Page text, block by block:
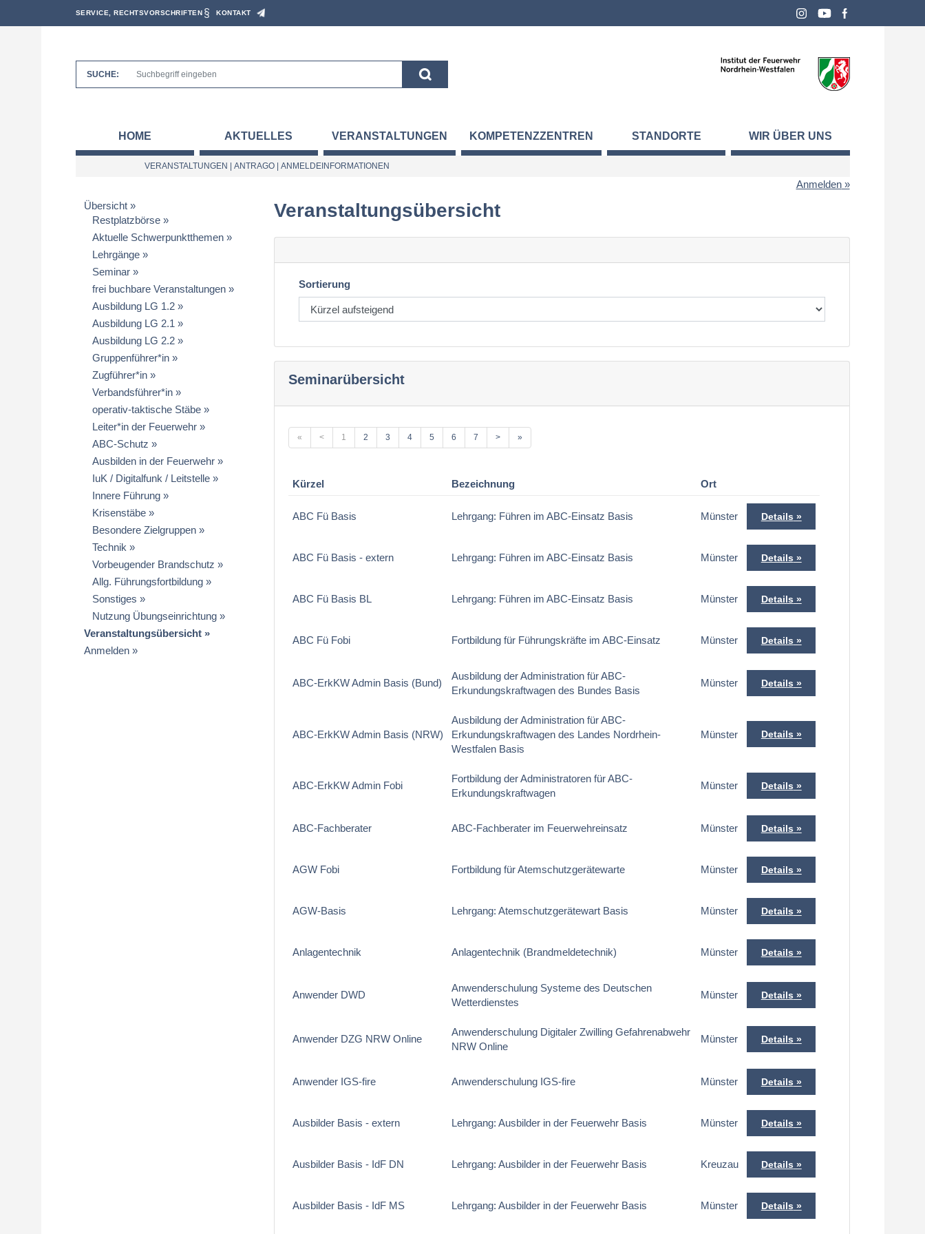
SERVICE, RECHTSVORSCHRIFTEN KONTAKT
SUCHE:
HOME AKTUELLES VERANSTALTUNGEN KOMPETENZZENTREN STANDORTE WIR ÜBER UNS
VERANSTALTUNGEN ANTRAGO| ANMELDEINFORMATIONEN
Anmelden
Übersicht
Restplatzbörse
Aktuelle Schwerpunktthemen
Lehrgänge
Seminar
frei buchbare Veranstaltungen
Ausbildung LG 1.2
Ausbildung LG 2.1
Ausbildung LG 2.2
Gruppenführer*in
Zugführer*in
Verbandsführer*in
operativ-taktische Stäbe
Leiter*in der Feuerwehr
ABC-Schutz
Ausbilden in der Feuerwehr
IuK / Digitalfunk / Leitstelle
Innere Führung
Krisenstäbe
Besondere Zielgruppen
Technik
Vorbeugender Brandschutz
Allg. Führungsfortbildung
Sonstiges
Nutzung Übungseinrichtung
Veranstaltungsübersicht
Anmelden
Veranstaltungsübersicht
Sortierung
Seminarübersicht
« < 1 2 3 4 5 6 7 > »
Kürzel Bezeichnung Ort
ABC Fü Basis Lehrgang: Führen im ABC-Einsatz Basis Münster Details
ABC Fü Basis - extern Lehrgang: Führen im ABC-Einsatz Basis Münster Details
ABC Fü Basis BL Lehrgang: Führen im ABC-Einsatz Basis Münster Details
ABC Fü Fobi Fortbildung für Führungskräfte im ABC-Einsatz Münster Details
ABC-ErkKW Admin Basis (Bund)
Ausbildung der Administration für ABC-
Erkundungskraftwagen des Bundes Basis
Münster Details
ABC-ErkKW Admin Basis (NRW)
Ausbildung der Administration für ABC-
Erkundungskraftwagen des Landes Nordrhein-
Westfalen Basis
Münster Details
ABC-ErkKW Admin Fobi
Fortbildung der Administratoren für ABC-
Erkundungskraftwagen
Münster Details
ABC-Fachberater ABC-Fachberater im Feuerwehreinsatz Münster Details
AGW Fobi Fortbildung für Atemschutzgerätewarte Münster Details
AGW-Basis Lehrgang: Atemschutzgerätewart Basis Münster Details
Anlagentechnik Anlagentechnik (Brandmeldetechnik) Münster Details
Anwender DWD
Anwenderschulung Systeme des Deutschen
Wetterdienstes
Münster Details
Anwender DZG NRW Online
Anwenderschulung Digitaler Zwilling Gefahrenabwehr
NRW Online
Münster Details
Anwender IGS-fire Anwenderschulung IGS-fire Münster Details
Ausbilder Basis - extern Lehrgang: Ausbilder in der Feuerwehr Basis Münster Details
Ausbilder Basis - IdF DN Lehrgang: Ausbilder in der Feuerwehr Basis Kreuzau Details
Ausbilder Basis - IdF MS Lehrgang: Ausbilder in der Feuerwehr Basis Münster Details